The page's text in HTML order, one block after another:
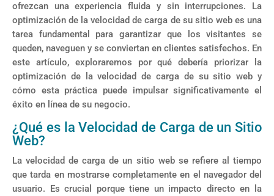
ofrezcan una experiencia fluida y sin interrupciones. La
optimización de la velocidad de carga de su sitio web es una
tarea fundamental para garantizar que los visitantes se
queden, naveguen y se conviertan en clientes satisfechos. En
este artículo, exploraremos por qué debería priorizar la
optimización de la velocidad de carga de su sitio web y
cómo esta práctica puede impulsar significativamente el
éxito en línea de su negocio.
¿Qué es la Velocidad de Carga de un Sitio
Web?
La velocidad de carga de un sitio web se refiere al tiempo
que tarda en mostrarse completamente en el navegador del
usuario. Es crucial porque tiene un impacto directo en la